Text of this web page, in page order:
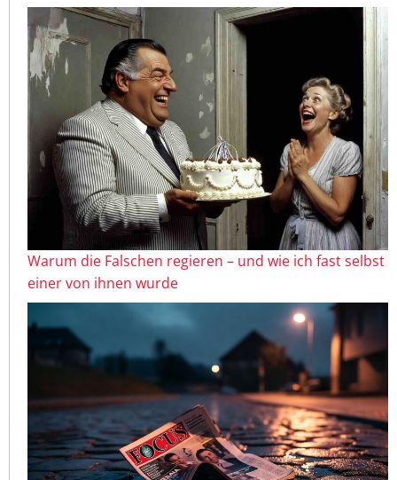
Warum die Falschen regieren – und wie ich fast selbst
einer von ihnen wurde